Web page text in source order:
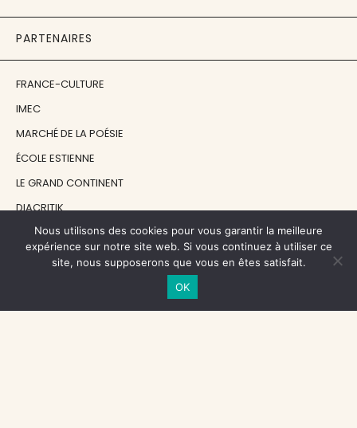
PARTENAIRES
FRANCE-CULTURE
IMEC
MARCHÉ DE LA POÉSIE
ÉCOLE ESTIENNE
LE GRAND CONTINENT
DIACRITIK
EN ATTENDANT NADEAU
Nous utilisons des cookies pour vous garantir la meilleure
expérience sur notre site web. Si vous continuez à utiliser ce
site, nous supposerons que vous en êtes satisfait.
OK